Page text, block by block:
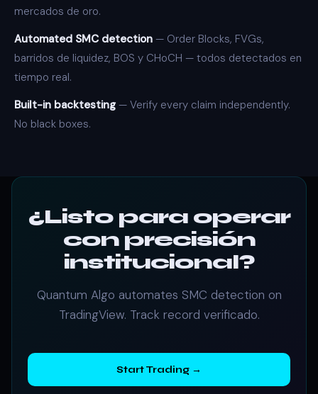
mercados de oro.
Automated SMC detection — Order Blocks, FVGs,
barridos de liquidez, BOS y CHoCH — todos detectados en
tiempo real.
Built-in backtesting— Verify every claim independently.
No black boxes.
¿Listo para operar
con precisión
institucional?
Quantum Algo automates SMC detection on
TradingView. Track record verificado.
Start Trading →